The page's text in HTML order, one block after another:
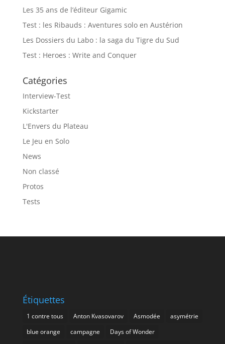
Les 35 ans de l’éditeur Gigamic
Test : les Ribauds : Aventures solo en Austérion
Les Dossiers du Labo : la saga du Tigre du Sud
Test : Heroes : Write and Conquer
Catégories
Interview-Test
Kickstarter
L'Envers du Plateau
Le Jeu en Solo
News
Non classé
Protos
Tests
Étiquettes
1 contre tous Anton Kvasovarov Asmodée
asymétrie
blue orange
campagne
Days of Wonder